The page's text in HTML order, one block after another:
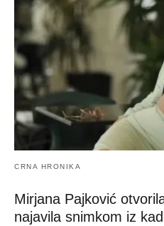
CRNA HRONIKA
Mirjana Pajković
najavila snimkom iz